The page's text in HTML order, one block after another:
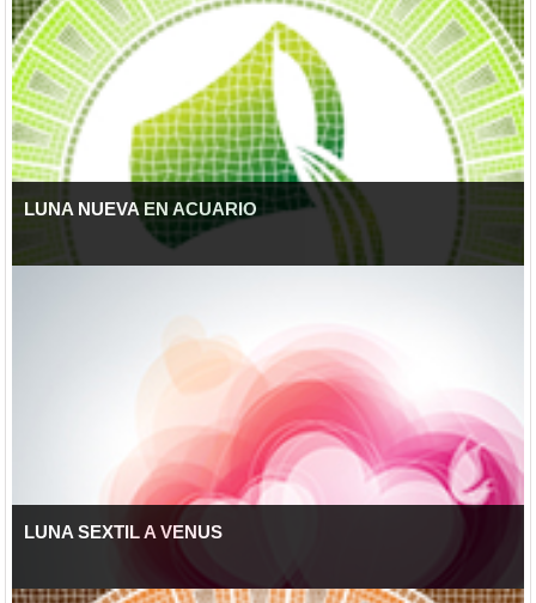
LUNA NUEVA EN ACUARIO
LUNA SEXTIL A VENUS